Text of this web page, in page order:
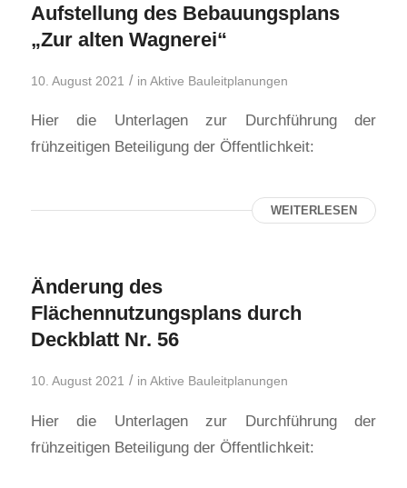
Aufstellung des Bebauungsplans
„Zur alten Wagnerei“
10. August 2021 / in Aktive Bauleitplanungen
Hier die Unterlagen zur Durchführung der
frühzeitigen Beteiligung der Öffentlichkeit:
WEITERLESEN
Änderung des
Flächennutzungsplans durch
Deckblatt Nr. 56
10. August 2021 / in Aktive Bauleitplanungen
Hier die Unterlagen zur Durchführung der
frühzeitigen Beteiligung der Öffentlichkeit: